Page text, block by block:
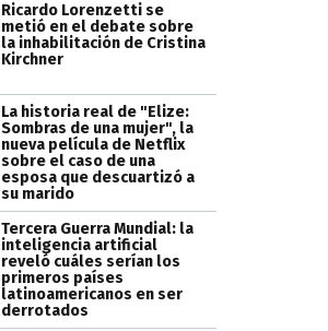
Ricardo Lorenzetti se
metió en el debate sobre
la inhabilitación de Cristina
Kirchner
La historia real de "Elize:
Sombras de una mujer", la
nueva película de Netflix
sobre el caso de una
esposa que descuartizó a
su marido
Tercera Guerra Mundial: la
inteligencia artificial
reveló cuáles serían los
primeros países
latinoamericanos en ser
derrotados